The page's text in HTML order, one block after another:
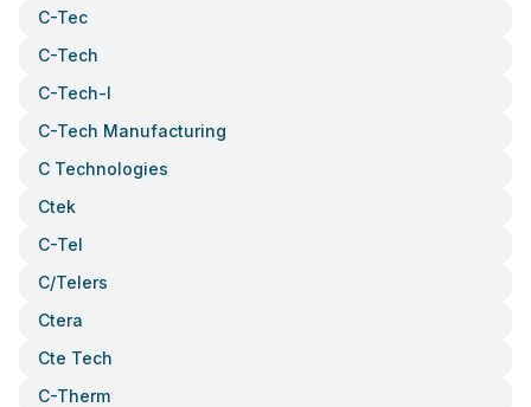
C-Tec
C-Tech
C-Tech-I
C-Tech Manufacturing
C Technologies
Ctek
C-Tel
C/telers
Ctera
Cte Tech
C-Therm